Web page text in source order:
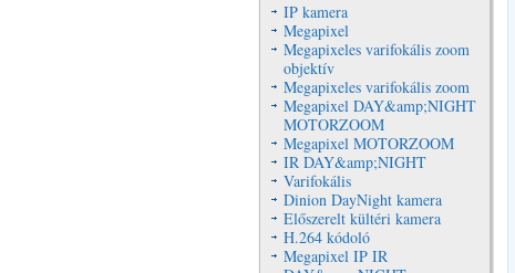
IP kamera
Megapixel
Megapixeles varifokális zoom
objektív
Megapixeles varifokális zoom
Megapixel DAY&amp;NIGHT
MOTORZOOM
Megapixel MOTORZOOM
IR DAY&amp;NIGHT
Varifokális
Dinion DayNight kamera
Előszerelt kültéri kamera
H.264 kódoló
Megapixel IP IR